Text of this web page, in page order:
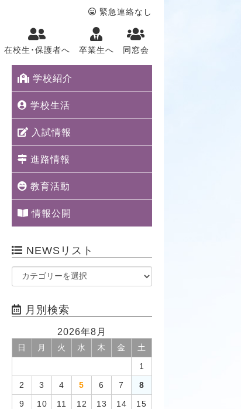
緊急連絡なし
在校生･保護者へ 卒業生へ 同窓会
学校紹介
学校生活
入試情報
進路情報
教育活動
情報公開
NEWSリスト
月別検索
2026年8月
日 月 火 水 木 金 土
1
2 3 4 5 6 7 8
9 10 11 12 13 14 15